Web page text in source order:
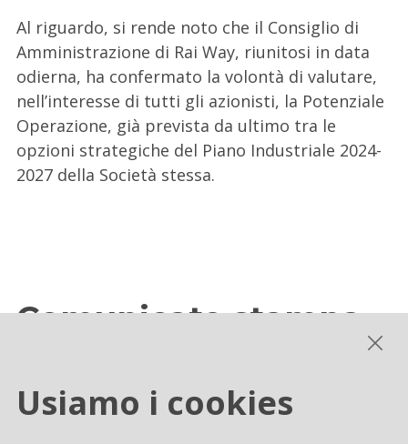
Al riguardo, si rende noto che il Consiglio di
Amministrazione di Rai Way, riunitosi in data
odierna, ha confermato la volontà di valutare,
nell’interesse di tutti gli azionisti, la Potenziale
Operazione, già prevista da ultimo tra le
opzioni strategiche del Piano Industriale 2024-
2027 della Società stessa.
Comunicato stampa
Consiglio di Amministrazione in relazione
Usiamo i cookies